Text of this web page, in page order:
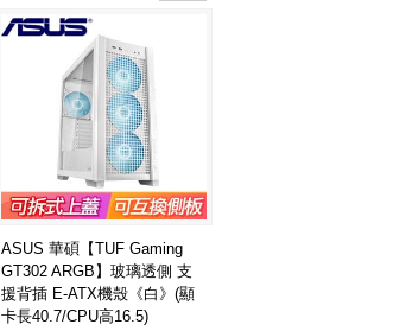
ASUS 華碩【TUF Gaming
GT302 ARGB】玻璃透側 支
援背插 E-ATX機殼《白》(顯
卡長40.7/CPU高16.5)